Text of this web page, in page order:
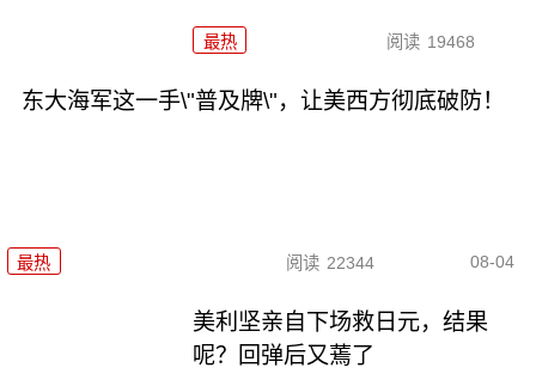
最热 阅读 19468
东大海军这一手\"普及牌\"，让美西方彻底破防！
最热 阅读 22344 08-04
美利坚亲自下场救日元，结果
呢？回弹后又蔫了